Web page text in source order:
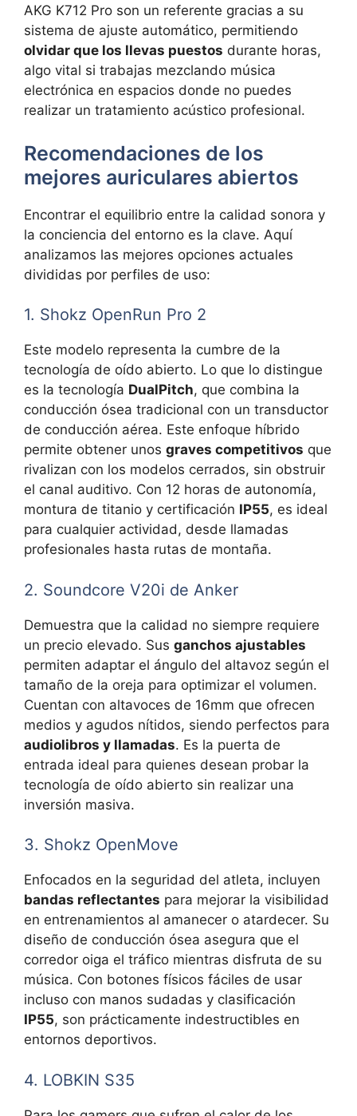
AKG K712 Pro son un referente gracias a su
sistema de ajuste automático, permitiendo
olvidar que los llevas puestos durante horas,
algo vital si trabajas mezclando música
electrónica en espacios donde no puedes
realizar un tratamiento acústico profesional.
Recomendaciones de los
mejores auriculares abiertos
Encontrar el equilibrio entre la calidad sonora y
la conciencia del entorno es la clave. Aquí
analizamos las mejores opciones actuales
divididas por perfiles de uso:
1. Shokz OpenRun Pro 2
Este modelo representa la cumbre de la
tecnología de oído abierto. Lo que lo distingue
es la tecnología DualPitch, que combina la
conducción ósea tradicional con un transductor
de conducción aérea. Este enfoque híbrido
permite obtener unos graves competitivos que
rivalizan con los modelos cerrados, sin obstruir
el canal auditivo. Con 12 horas de autonomía,
montura de titanio y certificación IP55, es ideal
para cualquier actividad, desde llamadas
profesionales hasta rutas de montaña.
2. Soundcore V20i de Anker
Demuestra que la calidad no siempre requiere
un precio elevado. Sus ganchos ajustables
permiten adaptar el ángulo del altavoz según el
tamaño de la oreja para optimizar el volumen.
Cuentan con altavoces de 16mm que ofrecen
medios y agudos nítidos, siendo perfectos para
audiolibros y llamadas. Es la puerta de
entrada ideal para quienes desean probar la
tecnología de oído abierto sin realizar una
inversión masiva.
3. Shokz OpenMove
Enfocados en la seguridad del atleta, incluyen
bandas reflectantes para mejorar la visibilidad
en entrenamientos al amanecer o atardecer. Su
diseño de conducción ósea asegura que el
corredor oiga el tráfico mientras disfruta de su
música. Con botones físicos fáciles de usar
incluso con manos sudadas y clasificación
IP55, son prácticamente indestructibles en
entornos deportivos.
4. LOBKIN S35